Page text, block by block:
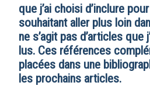
que j’ai choisi d’inclure
souhaitant aller plus loin
ne s’agit pas d’articles que
lus. Ces références
placées dans une
les prochains articles.